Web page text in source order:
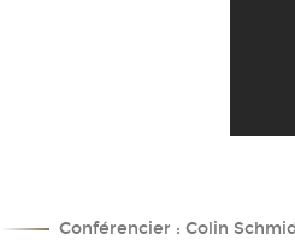
Conférencier : Colin